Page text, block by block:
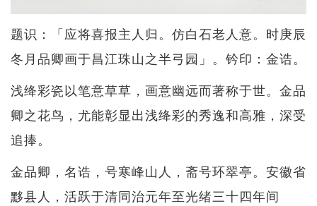
题识：「应将喜报主人归。仿白石老人意。时庚辰
冬月品卿画于昌江珠山之半弓园」。钤印：金诰。
浅绛彩瓷以笔意草草，画意幽远而著称于世。金品
卿之花鸟，尤能彰显出浅绛彩的秀逸和高雅，深受
追捧。
金品卿，名诰，号寒峰山人，斋号环翠亭。安徽省
黟县人，活跃于清同治元年至光绪三十四年间